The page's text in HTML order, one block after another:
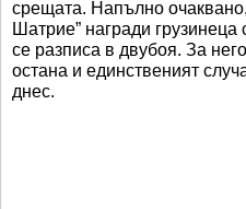
срещата. Напълно
Шатрие” награди грузинеца
се разписа в двубоя. За
остана и единственият
днес.